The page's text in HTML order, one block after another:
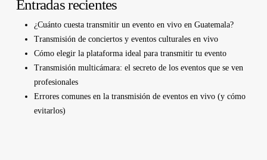
Entradas recientes
¿Cuánto cuesta transmitir un evento en vivo en Guatemala?
Transmisión de conciertos y eventos culturales en vivo
Cómo elegir la plataforma ideal para transmitir tu evento
Transmisión multicámara: el secreto de los eventos que se ven
profesionales
Errores comunes en la transmisión de eventos en vivo (y cómo
evitarlos)